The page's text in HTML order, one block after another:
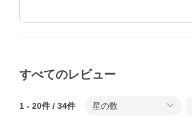
すべてのレビュー
1 - 20件 / 34件 星の数